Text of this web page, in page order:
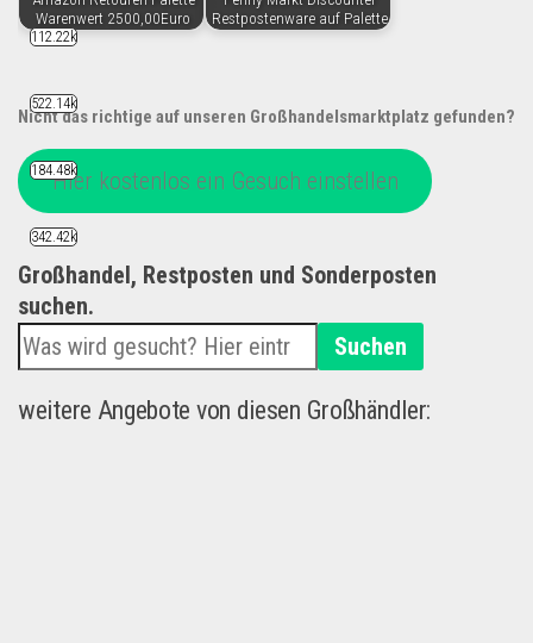
Warenwert 2500,00Euro
Restpostenware auf Palette
Nicht das richtige auf unseren Großhandelsmarktplatz gefunden?
Hier kostenlos ein Gesuch einstellen
Großhandel, Restposten und Sonderposten
suchen.
Suchen
weitere Angebote von diesen Großhändler:
112.22k
522.14k
184.48k
342.42k